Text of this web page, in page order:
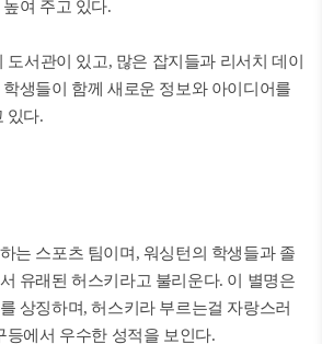
여 주고 있다.
도서관이 있고, 많은 잡지들과 리서치 데이
생들이 함께 새로운 정보와 아이디어를
있다.
는 스포츠 팀이며, 워싱턴의 학생들과 졸
유래된 허스키라고 불리운다. 이 별명은
상징하며, 허스키라 부르는걸 자랑스러
등에서 우수한 성적을 보인다.